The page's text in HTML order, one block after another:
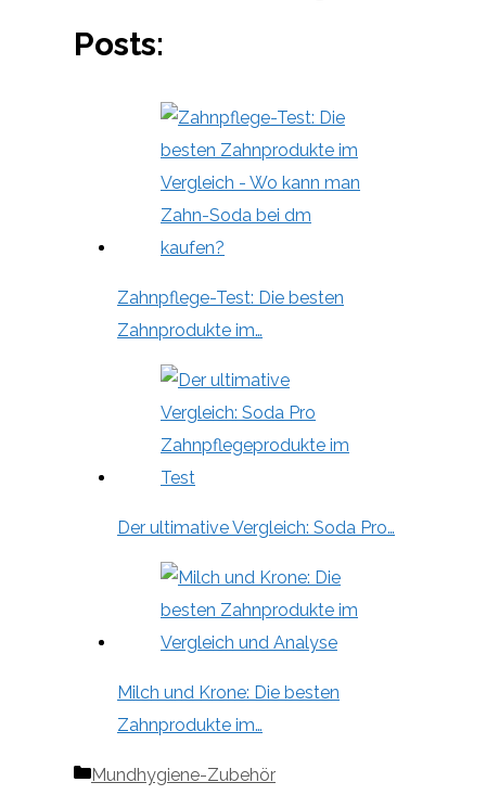
Posts:
Zahnpflege-Test: Die besten
Zahnprodukte im…
Der ultimative Vergleich: Soda Pro…
Milch und Krone: Die besten
Zahnprodukte im…
Kategorien
Mundhygiene-Zubehör